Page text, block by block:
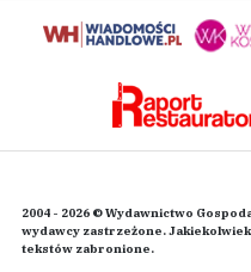
2004 - 2026 © Wydawnictwo
wydawcy zastrzeżone.
tekstów zabronione.